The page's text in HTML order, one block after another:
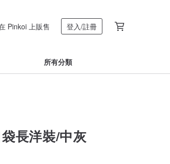
Pinkoi 上販售 登入/註冊
所有分類
長洋裝/中灰